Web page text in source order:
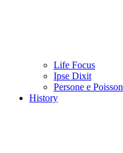
Life Focus
Ipse Dixit
Persone e Poisson
History